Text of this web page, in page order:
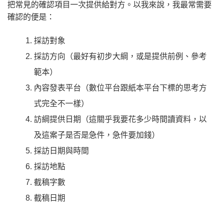
把常見的確認項目一次提供給對方。以我來說，我最常需要
確認的便是：
採訪對象
採訪方向（最好有初步大綱，或是提供前例、參考
範本）
內容發表平台（數位平台跟紙本平台下標的思考方
式完全不一樣）
訪綱提供日期（這關乎我要花多少時間讀資料，以
及這案子是否是急件，急件要加錢）
採訪日期與時間
採訪地點
截稿字數
截稿日期